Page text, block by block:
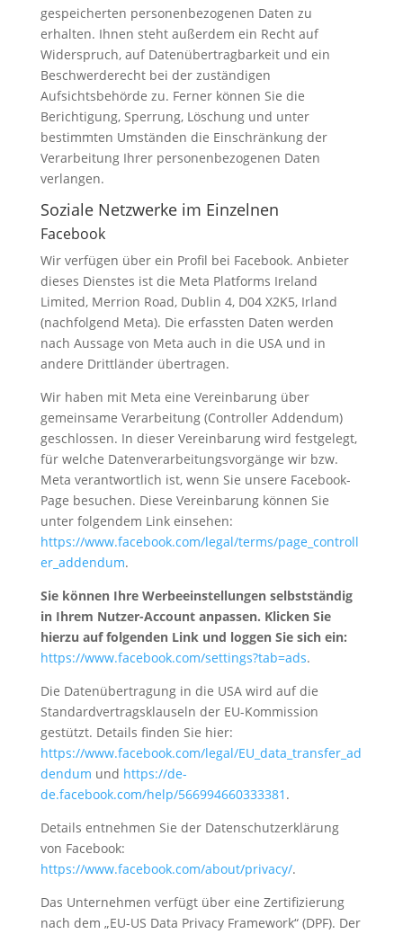
gespeicherten personenbezogenen Daten zu
erhalten. Ihnen steht außerdem ein Recht auf
Widerspruch, auf Datenübertragbarkeit und ein
Beschwerderecht bei der zuständigen
Aufsichtsbehörde zu. Ferner können Sie die
Berichtigung, Sperrung, Löschung und unter
bestimmten Umständen die Einschränkung der
Verarbeitung Ihrer personenbezogenen Daten
verlangen.
Soziale Netzwerke im Einzelnen
Facebook
Wir verfügen über ein Profil bei Facebook. Anbieter
dieses Dienstes ist die Meta Platforms Ireland
Limited, Merrion Road, Dublin 4, D04 X2K5, Irland
(nachfolgend Meta). Die erfassten Daten werden
nach Aussage von Meta auch in die USA und in
andere Drittländer übertragen.
Wir haben mit Meta eine Vereinbarung über
gemeinsame Verarbeitung (Controller Addendum)
geschlossen. In dieser Vereinbarung wird festgelegt,
für welche Datenverarbeitungsvorgänge wir bzw.
Meta verantwortlich ist, wenn Sie unsere Facebook-
Page besuchen. Diese Vereinbarung können Sie
unter folgendem Link einsehen:
https://www.facebook.com/legal/terms/page_controll
er_addendum.
Sie können Ihre Werbeeinstellungen selbstständig
in Ihrem Nutzer-Account anpassen. Klicken Sie
hierzu auf folgenden Link und loggen Sie sich ein:
https://www.facebook.com/settings?tab=ads.
Die Datenübertragung in die USA wird auf die
Standardvertragsklauseln der EU-Kommission
gestützt. Details finden Sie hier:
https://www.facebook.com/legal/EU_data_transfer_ad
dendum und https://de-
de.facebook.com/help/566994660333381 .
Details entnehmen Sie der Datenschutzerklärung
von Facebook:
https://www.facebook.com/about/privacy/.
Das Unternehmen verfügt über eine Zertifizierung
nach dem „EU-US Data Privacy Framework“ (DPF). Der